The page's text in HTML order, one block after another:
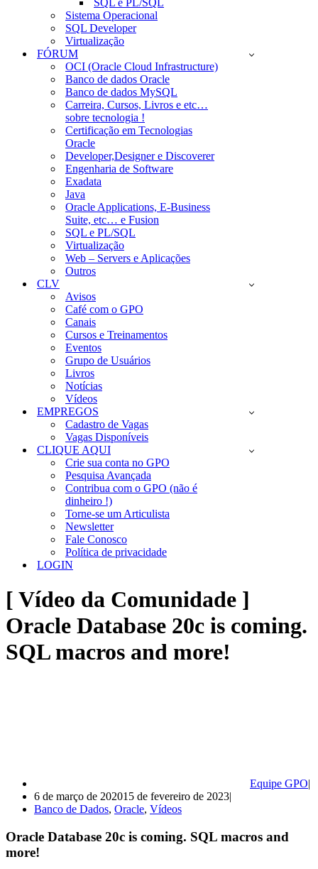
SQL e PL/SQL
Sistema Operacional
SQL Developer
Virtualização
FÓRUM
OCI (Oracle Cloud Infrastructure)
Banco de dados Oracle
Banco de dados MySQL
Carreira, Cursos, Livros e etc…
sobre tecnologia !
Certificação em Tecnologias
Oracle
Developer,Designer e Discoverer
Engenharia de Software
Exadata
Java
Oracle Applications, E-Business
Suite, etc… e Fusion
SQL e PL/SQL
Virtualização
Web – Servers e Aplicações
Outros
CLV
Avisos
Café com o GPO
Canais
Cursos e Treinamentos
Eventos
Grupo de Usuários
Livros
Notícias
Vídeos
EMPREGOS
Cadastro de Vagas
Vagas Disponíveis
CLIQUE AQUI
Crie sua conta no GPO
Pesquisa Avançada
Contribua com o GPO (não é
dinheiro !)
Torne-se um Articulista
Newsletter
Fale Conosco
Política de privacidade
LOGIN
[ Vídeo da Comunidade ]
Oracle Database 20c is coming.
SQL macros and more!
Equipe GPO
6 de março de 202015 de fevereiro de 2023
Banco de Dados, Oracle, Vídeos
Oracle Database 20c is coming. SQL macros and
more!